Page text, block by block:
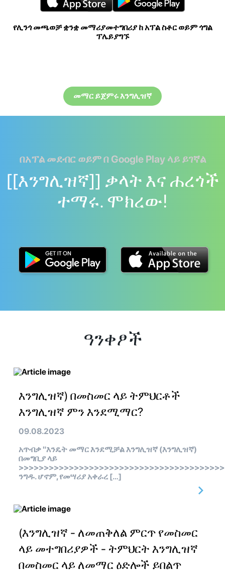
የሊንጎ መጫወቻ ቋንቋ መማሪያመተግበሪያ ከ አፕል ስቶር ወይም ጎግል
ፕሌይያግኙ
መማር ይጀምሩ እንግሊዝኛ
በአፕል መደብር ወይም በ Google Play ላይ ይገኛል
[[እንግሊዝኛ]] ቃላት እና ሐረጎች
ተማሩ. ሞክረው!
ዓንቀፆች
እንግሊዝኛ) በመስመር ላይ ትምህርቶች
እንግሊዝኛ ምን እንደሚማር?
09.08.2023
አጥብቃ "እንዴት መማር እንደሚቻል እንግሊዝኛ (እንግሊዝኛ)
በመግቢያ ላይ
ንግዱ. ሆኖም, የመሣሪያ አቀራረ […]
(እንግሊዝኛ - ለመጠቅለል ምርጥ የመስመር
ላይ መተግበሪያዎች - ትምህርት እንግሊዝኛ
በመስመር ላይ ለመማር ዕድሎች ይበልጥ